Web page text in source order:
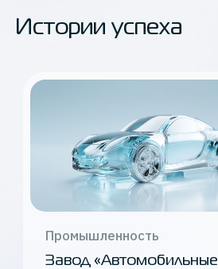
Истории успеха
Промышленность
Завод «Автомобильные